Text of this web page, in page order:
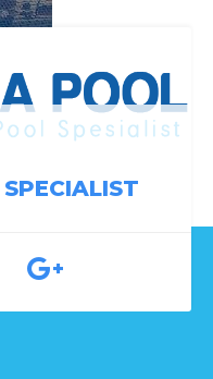
SPECIALIST